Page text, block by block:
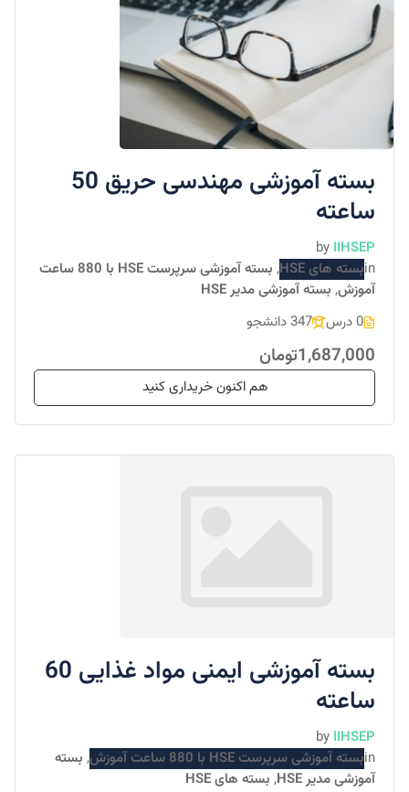
بسته آموزشی مهندسی حریق 50
ساعته
by IIHSEP
inبسته های HSE ,
بسته آموزشی سرپرست HSE با 880 ساعت
آموزش, بسته آموزشی مدیر HSE
0 درس
347 دانشجو
1,687,000تومان
هم اکنون خریداری کنید
بسته آموزشی ایمنی مواد غذایی 60
ساعته
by IIHSEP
inبسته آموزشی سرپرست HSE با 880 ساعت آموزش , بسته
آموزشی مدیر HSE
, بسته های HSE